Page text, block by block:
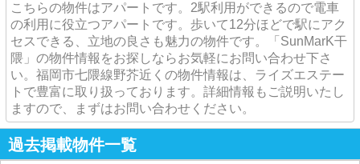
こちらの物件はアパートです。2駅利用ができるので電車
の利用に役立つアパートです。歩いて12分ほどで駅にアク
セスできる、立地の良さも魅力の物件です。「SunMarK干
隈」の物件情報をお探しならお気軽にお問い合わせ下さ
い。福岡市七隈線野芥近くの物件情報は、ライズエステー
トで豊富に取り扱っております。詳細情報もご説明いたし
ますので、まずはお問い合わせください。
過去掲載物件一覧